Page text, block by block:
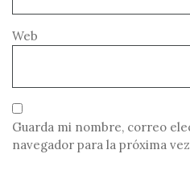
Web
Guarda mi nombre, correo
navegador para la próxima